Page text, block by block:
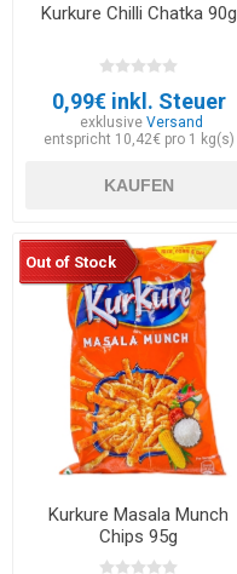
Kurkure Chilli Chatka 90g
0,99€ inkl. Steuer
exklusiveVersand
entspricht 10,42€ pro 1 kg(s)
KAUFEN
Out of Stock
Kurkure Masala Munch
Chips 95g